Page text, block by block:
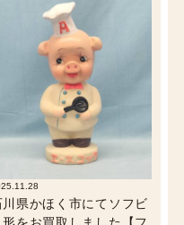
川県かほく市にてソフビ
形をお買取しました【フ